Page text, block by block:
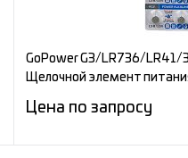
GoPower G3/LR736/LR41/
Щелочной элемент
Цена по запросу